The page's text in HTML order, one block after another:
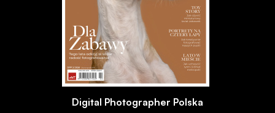
Digital Photographer Polska